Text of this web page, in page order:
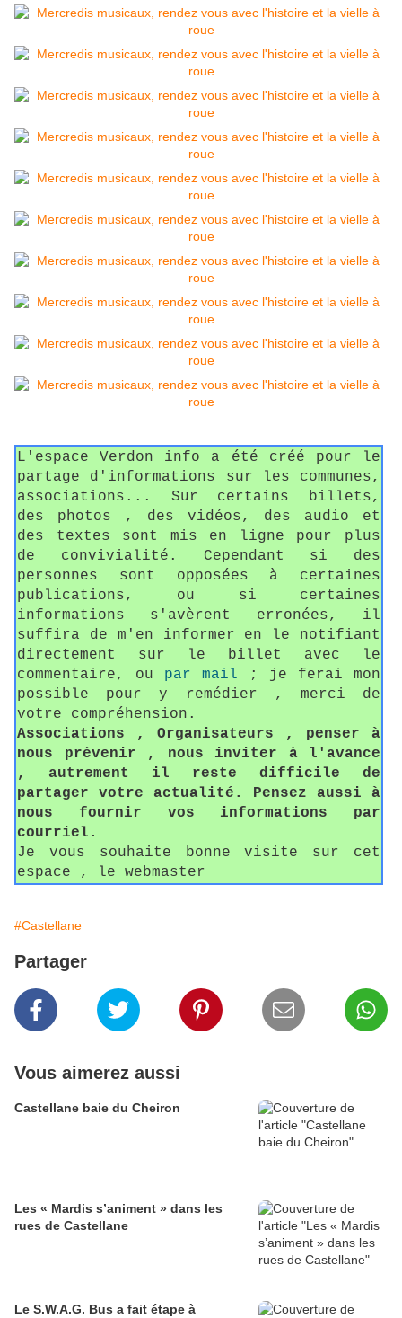
L'espace Verdon info a été créé pour le
partage d'informations sur les communes,
associations... Sur certains billets,
des photos , des vidéos, des audio et
des textes sont mis en ligne pour plus
de convivialité. Cependant si des
personnes sont opposées à certaines
publications, ou si certaines
informations s'avèrent erronées, il
suffira de m'en informer en le notifiant
directement sur le billet avec le
commentaire, ou par mail ; je ferai mon
possible pour y remédier , merci de
votre compréhension.
Associations , Organisateurs , penser à
nous prévenir , nous inviter à l'avance
, autrement il reste difficile de
partager votre actualité. Pensez aussi à
nous fournir vos informations par
courriel.
Je vous souhaite bonne visite sur cet
espace , le webmaster
#Castellane
Partager
Vous aimerez aussi
Castellane baie du Cheiron
Les « Mardis s’animent » dans les
rues de Castellane
Le S.W.A.G. Bus a fait étape à